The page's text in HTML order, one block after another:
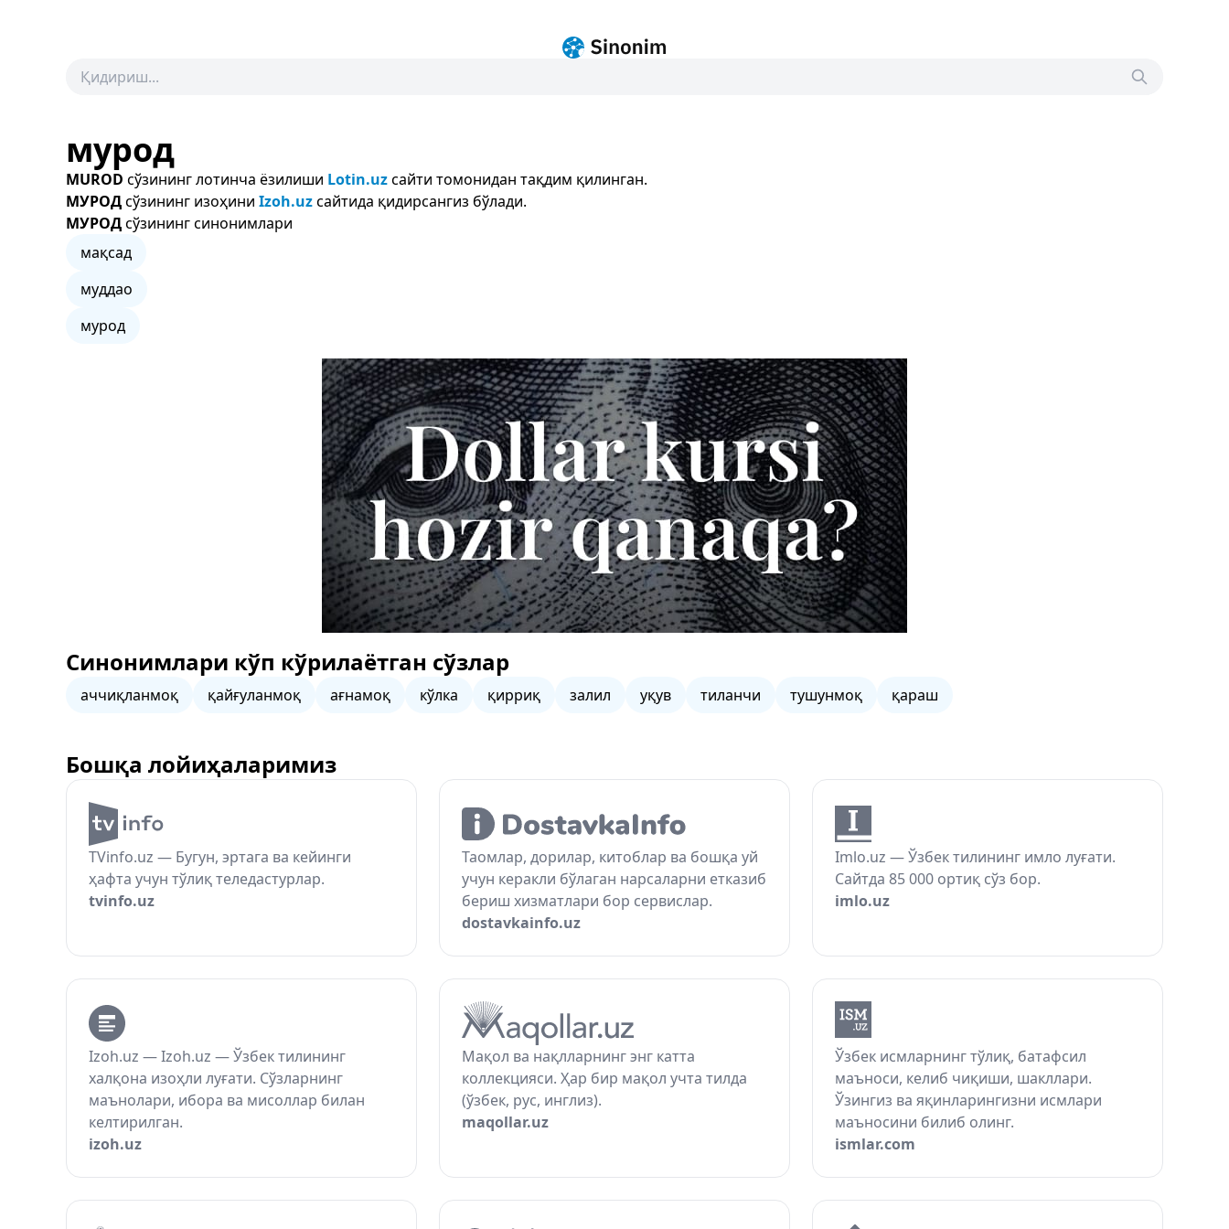
мурод
MUROD сўзининг лотинча ёзилиши Lotin.uzсайти томонидан тақдим қилинган.
МУРОДсўзининг изоҳини Izoh.uzсайтида қидирсангиз бўлади.
МУРОДсўзининг синонимлари
мақсад
муддао
мурод
Синонимлари кўп кўрилаётган сўзлар
аччиқланмоқ қайғуланмоқ ағнамоқ кўлка қирриқ залил уқув тиланчи тушунмоқ қараш
Бошқа лойиҳаларимиз
TVinfo.uz — Бугун, эртага ва кейинги
ҳафта учун тўлиқ теледастурлар.
tvinfo.uz
Таомлар, дорилар, китоблар ва бошқа уй
учун керакли бўлаган нарсаларни етказиб
бериш хизматлари бор сервислар.
dostavkainfo.uz
Imlo.uz — Ўзбек тилининг имло луғати.
Сайтда 85 000 ортиқ сўз бор.
imlo.uz
Izoh.uz — Izoh.uz — Ўзбек тилининг
халқона изоҳли луғати. Сўзларнинг
маънолари, ибора ва мисоллар билан
келтирилган.
izoh.uz
Мақол ва нақлларнинг энг катта
коллекцияси. Ҳар бир мақол учта тилда
(ўзбек, рус, инглиз).
maqollar.uz
Ўзбек исмларнинг тўлиқ, батафсил
маъноси, келиб чиқиши, шакллари.
Ўзингиз ва яқинларингизни исмлари
маъносини билиб олинг.
ismlar.com